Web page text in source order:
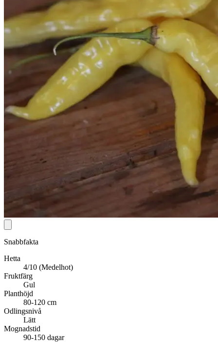
Snabbfakta
Hetta
4/10 (Medelhot)
Fruktfärg
Gul
Planthöjd
80-120 cm
Odlingsnivå
Lätt
Mognadstid
90-150 dagar